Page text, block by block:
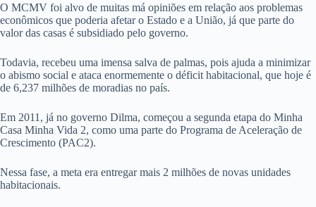
O MCMV foi alvo de muitas má opiniões em relação aos problemas
econômicos que poderia afetar o Estado e a União, já que parte do
valor das casas é subsidiado pelo governo.
Todavia, recebeu uma imensa salva de palmas, pois ajuda a minimizar
o abismo social e ataca enormemente o déficit habitacional, que hoje é
de 6,237 milhões de moradias no país.
Em 2011, já no governo Dilma, começou a segunda etapa do Minha
Casa Minha Vida 2, como uma parte do Programa de Aceleração de
Crescimento (PAC2).
Nessa fase, a meta era entregar mais 2 milhões de novas unidades
habitacionais.